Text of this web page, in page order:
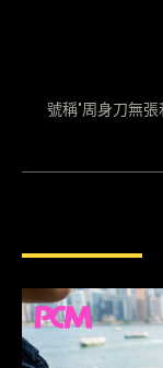
號稱"周身刀無